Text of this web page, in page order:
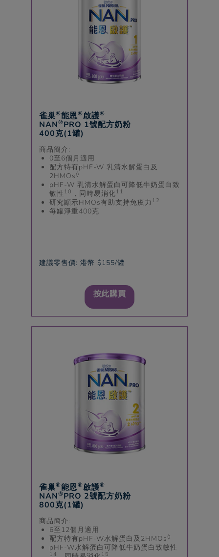
雀巢®能恩®啟護®
NAN®PRO 1號配方奶粉
400克(1罐)
商品簡介:
0至6個月適用
配方特有pHF-W 乳清水解蛋白及
2HMOs ◊
pHF-W 乳清水解蛋白可降低牛奶蛋白致
敏性10 ，同時易消化11
研究顯示HMOs有助支持免疫力 12
每罐淨重400克
建議零售價: 港幣 $155/罐
按此購買
雀巢®能恩®啟護®
NAN®PRO 2號配方奶粉
800克(1罐)
商品簡介:
6至12個月適用
配方特有pHF-W水解蛋白及2HMOs ◊
pHF-W水解蛋白可降低牛奶蛋白致敏性
14 15